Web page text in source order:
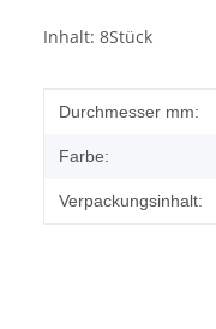
Inhalt: 8Stück
Produkteigenschaft
Wert
Durchmesser mm:
Farbe:
Verpackungsinhalt: